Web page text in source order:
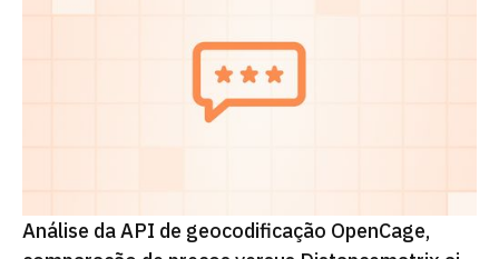
Análise da API de geocodificação OpenCage,